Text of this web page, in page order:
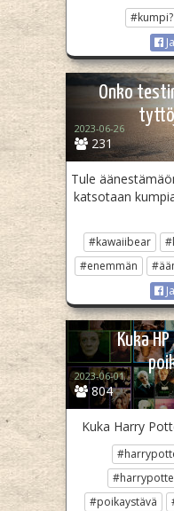
#kumpi?
Onko
231
2023-06-26
Tule
katsotaan
#kawaiibear
#enemmän
Kuka
804
2023-06-01
Kuka Harry
#poikaystävä